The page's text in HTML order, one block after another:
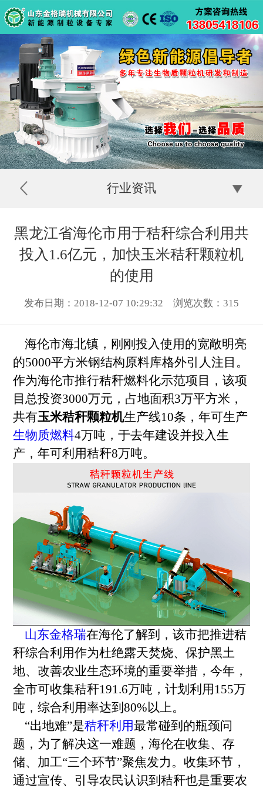
行业资讯
黑龙江省海伦市用于秸秆综合利用共
投入1.6亿元，加快玉米秸秆颗粒机
的使用
发布日期：2018-12-07 10:29:32 浏览次数： 315
海伦市海北镇，刚刚投入使用的宽敞明亮
的5000平方米钢结构原料库格外引人注目。
作为海伦市推行秸秆燃料化示范项目，该项
目总投资3000万元，占地面积3万平方米，
共有玉米秸秆颗粒机生产线10条，年可生产
生物质燃料4万吨，于去年建设并投入生
产，年可利用秸秆8万吨。
山东金格瑞在海伦了解到，该市把推进秸
秆综合利用作为杜绝露天焚烧、保护黑土
地、改善农业生态环境的重要举措，今年，
全市可收集秸秆191.6万吨，计划利用155万
吨，综合利用率达到80%以上。
“出地难”是秸秆利用最常碰到的瓶颈问
题，为了解决这一难题，海伦在收集、存
储、加工“三个环节”聚焦发力。收集环节，
通过宣传、引导农民认识到秸秆也是重要农